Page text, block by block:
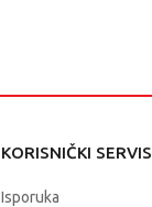
KORISNIČKI SERVIS
Isporuka